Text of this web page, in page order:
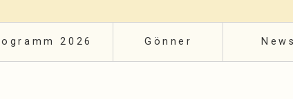
2026 Gönner News